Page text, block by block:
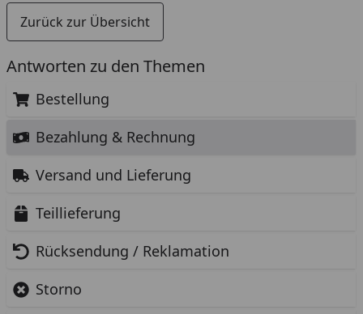
Antworten zu den Themen
Bestellung
Bezahlung & Rechnung
Versand und Lieferung
Teillieferung
Rücksendung / Reklamation
Storno
Zurück zur Übersicht